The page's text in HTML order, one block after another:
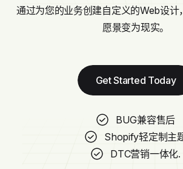
通过为您的业务创建自定义的Web设计
愿景变为现实。
Get Started Today
BUG兼容售后
Shopify轻定制主
DTC营销一体化.